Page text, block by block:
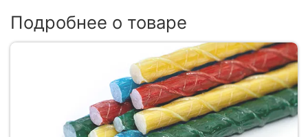
Подробнее о товаре